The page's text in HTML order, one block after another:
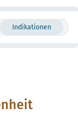
Indikationen